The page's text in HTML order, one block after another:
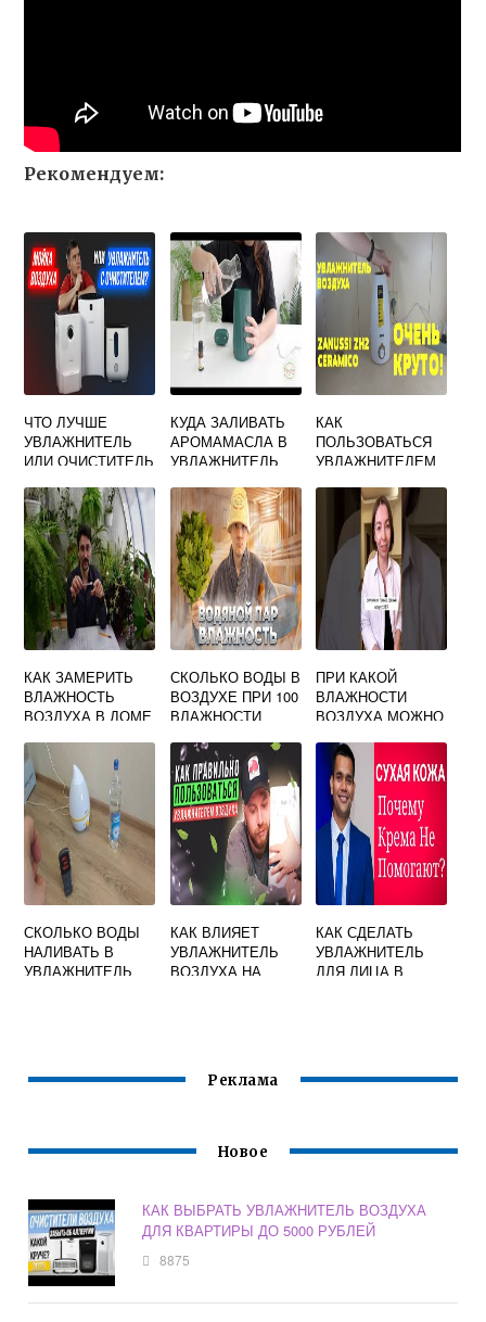
Рекомендуем:
ЧТО ЛУЧШЕ
УВЛАЖНИТЕЛЬ
ИЛИ ОЧИСТИТЕЛЬ
КВАРТИРЫ
КУДА ЗАЛИВАТЬ
АРОМАМАСЛА В
УВЛАЖНИТЕЛЬ
HYUNDAI
КАК
ПОЛЬЗОВАТЬСЯ
УВЛАЖНИТЕЛЕМ
ZANUSSI
КАК ЗАМЕРИТЬ
ВЛАЖНОСТЬ
ВОЗДУХА В ДОМЕ
СКОЛЬКО ВОДЫ В
ВОЗДУХЕ ПРИ 100
ВЛАЖНОСТИ
ПРИ КАКОЙ
ВЛАЖНОСТИ
ВОЗДУХА МОЖНО
ГРУДНИЧКОМ
СКОЛЬКО ВОДЫ
НАЛИВАТЬ В
УВЛАЖНИТЕЛЬ
КАК ВЛИЯЕТ
УВЛАЖНИТЕЛЬ
ВОЗДУХА НА
КАК СДЕЛАТЬ
УВЛАЖНИТЕЛЬ
ДЛЯ ЛИЦА В
Реклама
Новое
КАК ВЫБРАТЬ УВЛАЖНИТЕЛЬ ВОЗДУХА
ДЛЯ КВАРТИРЫ ДО 5000 РУБЛЕЙ
8875